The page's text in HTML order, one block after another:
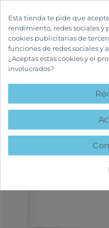
INICIO CUIDADOS FACIALES
Esta tienda te pide que
rendimiento, redes sociales y
cookies publicitarias de
funciones de redes sociales y
¿Aceptas estas cookies y el
involucrados?